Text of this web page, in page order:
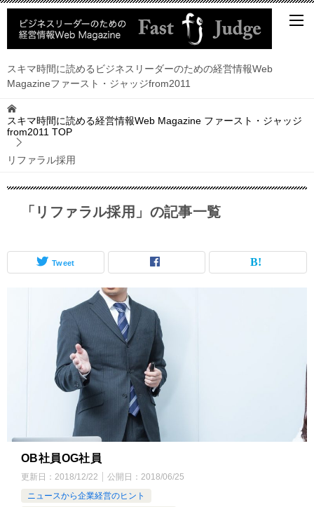
スキマ時間に読めるビジネスリーダーのための経営情報Web
Magazineファースト・ジャッジfrom2011
スキマ時間に読める経営情報Web Magazine ファースト・ジャッジ
from2011 TOP
リファラル採用
「リファラル採用」の記事一覧
Tweet
OB社員OG社員
更新日： 2018/12/22 公開日： 2018/06/25
ニュースから企業経営のヒント